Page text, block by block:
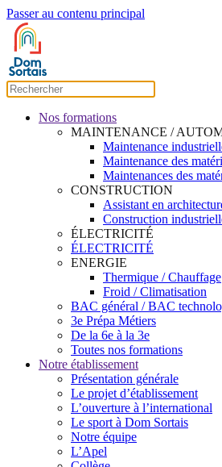
Passer au contenu principal
Nos formations
MAINTENANCE /
Maintenance
Maintenance des
Maintenances des
CONSTRUCTION
Assistant en
Construction
ÉLECTRICITÉ
ÉLECTRICITÉ
ENERGIE
Thermique / Chauffage
Froid / Climatisation
BAC général / BAC
3e Prépa Métiers
De la 6e à la 3e
Toutes nos formations
Notre établissement
Présentation générale
Le projet d’établissement
L’ouverture à l’international
Le sport à Dom Sortais
Notre équipe
L’Apel